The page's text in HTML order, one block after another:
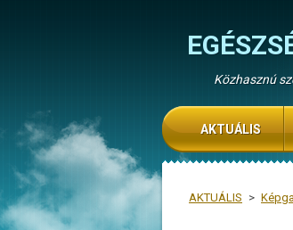
Közhasznú
AKTUÁLIS >
AKTUÁLIS